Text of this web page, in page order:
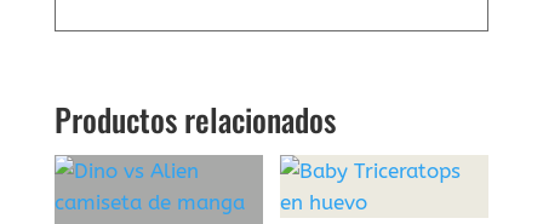
Productos relacionados